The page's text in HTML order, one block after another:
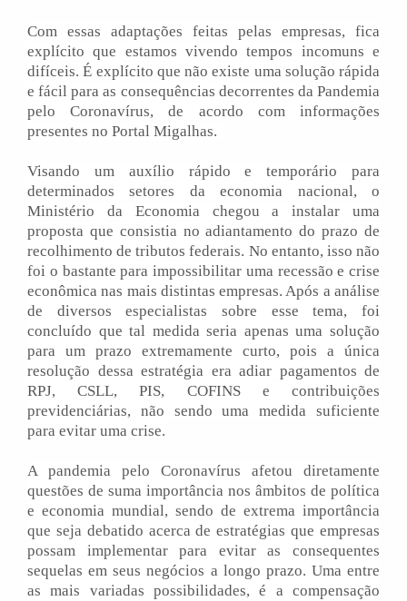
Com essas adaptações feitas pelas empresas, fica
explícito que estamos vivendo tempos incomuns e
difíceis. É explícito que não existe uma solução rápida
e fácil para as consequências decorrentes da Pandemia
pelo Coronavírus, de acordo com informações
presentes no Portal Migalhas.
Visando um auxílio rápido e temporário para
determinados setores da economia nacional, o
Ministério da Economia chegou a instalar uma
proposta que consistia no adiantamento do prazo de
recolhimento de tributos federais. No entanto, isso não
foi o bastante para impossibilitar uma recessão e crise
econômica nas mais distintas empresas. Após a análise
de diversos especialistas sobre esse tema, foi
concluído que tal medida seria apenas uma solução
para um prazo extremamente curto, pois a única
resolução dessa estratégia era adiar pagamentos de
RPJ, CSLL, PIS, COFINS e contribuições
previdenciárias, não sendo uma medida suficiente
para evitar uma crise.
A pandemia pelo Coronavírus afetou diretamente
questões de suma importância nos âmbitos de política
e economia mundial, sendo de extrema importância
que seja debatido acerca de estratégias que empresas
possam implementar para evitar as consequentes
sequelas em seus negócios a longo prazo. Uma entre
as mais variadas possibilidades, é a compensação